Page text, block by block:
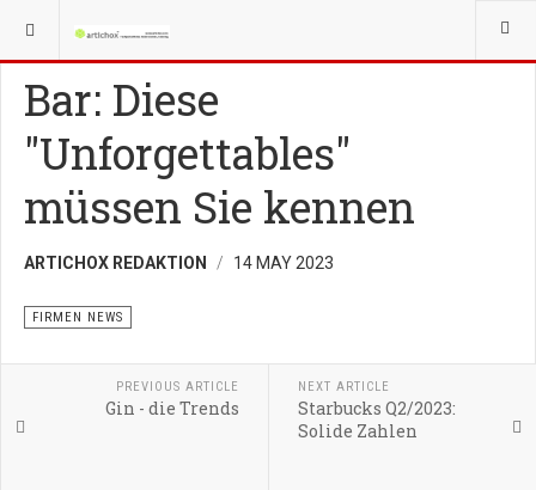
YOU ARE HERE:
Bar: Diese
"Unforgettables"
müssen Sie kennen
ARTICHOX REDAKTION 14 MAY 2023
FIRMEN NEWS
PREVIOUS ARTICLE
Gin - die Trends
NEXT ARTICLE
Starbucks Q2/2023:
Solide Zahlen